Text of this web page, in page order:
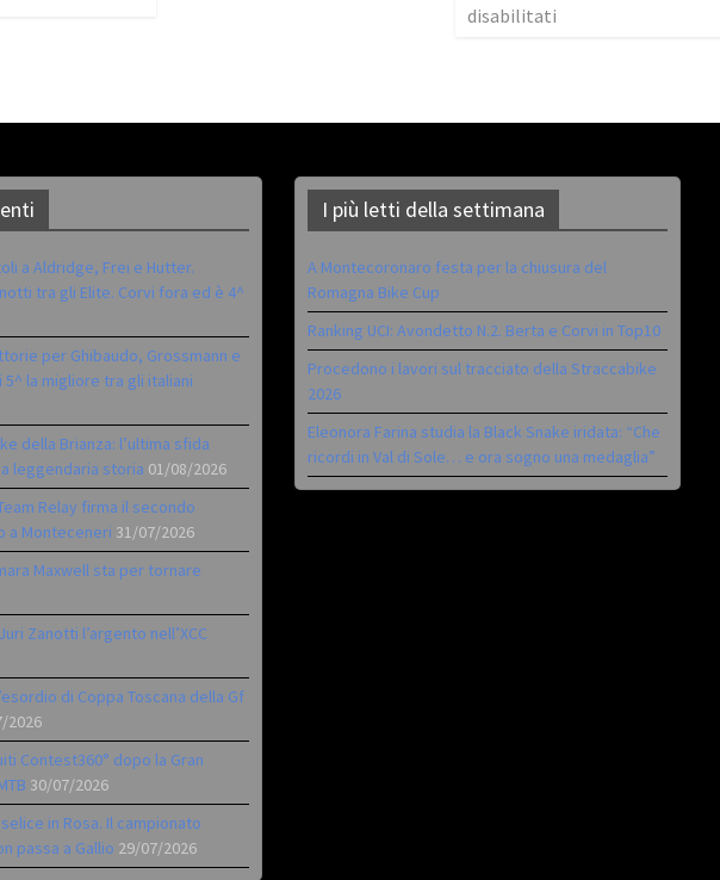
disabilitati
a Aldridge, Frei e Hutter.
tra gli Elite. Corvi fora ed è 4^
per Ghibaudo, Grossmann e
5^ la migliore tra gli italiani
della Brianza: l’ultima sfida
leggendaria storia 01/08/2026
Relay firma il secondo
a Monteceneri 31/07/2026
Maxwell sta per tornare
Zanotti l’argento nell’XCC
di Coppa Toscana della Gf
2026
Contest360° dopo la Gran
30/07/2026
in Rosa. Il campionato
passa a Gallio 29/07/2026
I più letti della settimana
A Montecoronaro festa per la chiusura del
Romagna Bike Cup
Ranking UCI: Avondetto N.2. Berta e Corvi in Top10
Procedono i lavori sul tracciato della Straccabike
2026
Eleonora Farina studia la Black Snake iridata: “Che
ricordi in Val di Sole… e ora sogno una medaglia”